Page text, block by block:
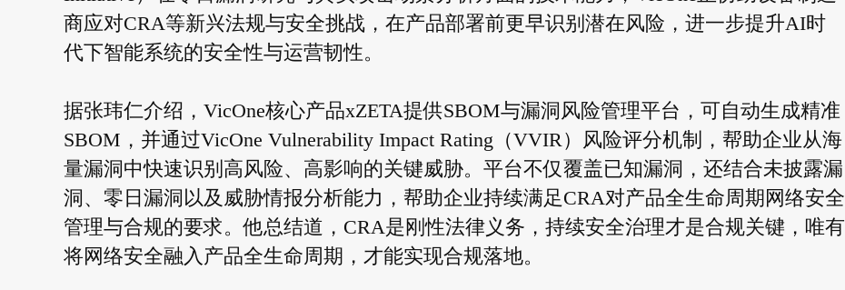
商应对CRA等新兴法规与安全挑战，在产品部署前更早识别潜在风险，进一步提升AI时
代下智能系统的安全性与运营韧性。
据张玮仁介绍，VicOne核心产品xZETA提供SBOM与漏洞风险管理平台，可自动生成精准
SBOM，并通过VicOne Vulnerability Impact Rating（VVIR）风险评分机制，帮助企业从海
量漏洞中快速识别高风险、高影响的关键威胁。平台不仅覆盖已知漏洞，还结合未披露漏
洞、零日漏洞以及威胁情报分析能力，帮助企业持续满足CRA对产品全生命周期网络安全
管理与合规的要求。他总结道，CRA是刚性法律义务，持续安全治理才是合规关键，唯有
将网络安全融入产品全生命周期，才能实现合规落地。